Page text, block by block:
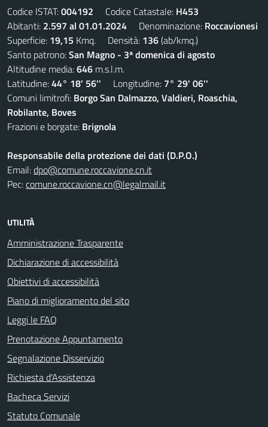
Codice ISTAT:004192 Codice Catastale: H453
Abitanti: 2.597 al 01.01.2024 Denominazione: Roccavionesi
Superficie: 19,15 Kmq. Densità: 136(ab/kmq.)
Santo patrono:San Magno - 3ª domenica di agosto
Altitudine media:646 m.s.l.m.
Latitudine:44° 18' 56'' Longitudine: 7° 29' 06''
Comuni limitrofi: Borgo San Dalmazzo, Valdieri, Roaschia,
Robilante, Boves
Frazioni e borgate: Brignola
Responsabile della protezione dei dati (D.P.O.)
Email:dpo@comune.roccavione.cn.it
Pec:comune.roccavione.cn@legalmail.it
UTILITÀ
Amministrazione Trasparente
Dichiarazione di accessibilità
Obiettivi di accessibilità
Piano di miglioramento del sito
Leggi le FAQ
Prenotazione Appuntamento
Segnalazione Disservizio
Richiesta d'Assistenza
Bacheca Servizi
Statuto Comunale